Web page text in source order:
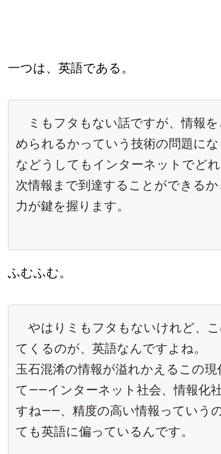
一つは、英語である。
ミもフタもない話ですが、情報
められるかっていう技術の問題に
などうしてもインターネットでど
次情報まで到達することができる
力が鍵を握ります。
ふむふむ。
やはりミもフタもないけれど、
てくるのが、英語なんですよね。
玉石混淆の情報が溢れかえるこの
て――インターネット社会、情報化
すね――、精度の高い情報っていう
ても英語に偏っているんです。